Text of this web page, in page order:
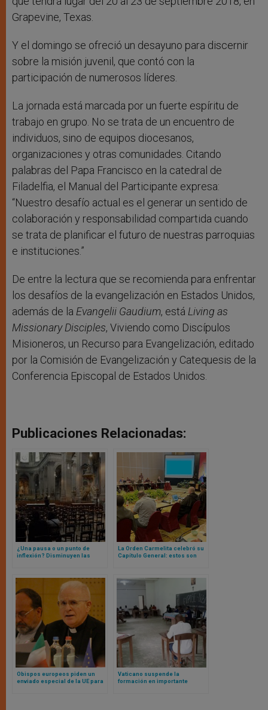
Grapevine, Texas.
Y el domingo se ofreció un desayuno para discernir
sobre la misión juvenil, que contó con la
participación de numerosos líderes.
La jornada está marcada por un fuerte espíritu de
trabajo en grupo. No se trata de un encuentro de
individuos, sino de equipos diocesanos,
organizaciones y otras comunidades. Citando
palabras del Papa Francisco en la catedral de
Filadelfia, el Manual del Participante expresa:
“Nuestro desafío actual es el generar un sentido de
colaboración y responsabilidad compartida cuando
se trata de planificar el futuro de nuestras parroquias
e instituciones.”
De entre la lectura que se recomienda para enfrentar
los desafíos de la evangelización en Estados Unidos,
además de la Evangelii Gaudium, está Living as
Missionary Disciples, Viviendo como Discípulos
Misioneros, un Recurso para Evangelización, editado
por la Comisión de Evangelización y Catequesis de la
Conferencia Episcopal de Estados Unidos.
Publicaciones Relacionadas:
¿Una pausa o un punto de
inflexión? Disminuyen las
La Orden Carmelita celebró su
Capítulo General: estos son
Obispos europeos piden un
enviado especial de la UE para
Vaticano suspende la
formación en importante